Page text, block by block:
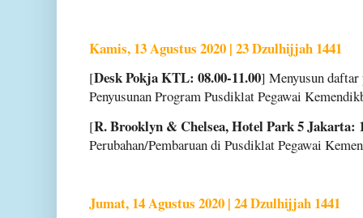
Kamis, 13 Agustus 2020 | 23 Dzulhijjah 1441
[Desk Pokja KTL: 08.00-11.00] Menyusun daftar
Penyusunan Program Pusdiklat Pegawai
[R. Brooklyn & Chelsea, Hotel Park 5 Jakarta:
Perubahan/Pembaruan di Pusdiklat Pegawai
Jumat, 14 Agustus 2020 | 24 Dzulhijjah 1441